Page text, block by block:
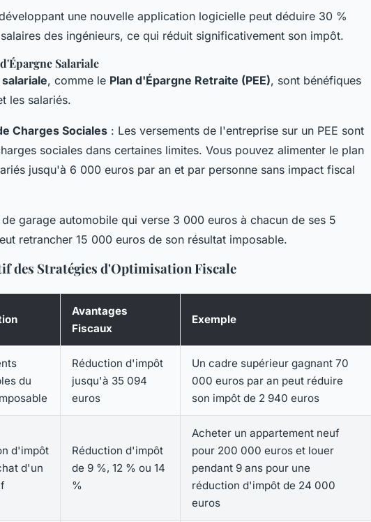
une nouvelle application logicielle peut déduire 30 %
des ingénieurs, ce qui réduit significativement son impôt.
Salariale
, comme le Plan d'Épargne Retraite (PEE), sont bénéfiques
les salariés.
Charges Sociales : Les versements de l'entreprise sur un PEE sont
sociales dans certaines limites. Vous pouvez alimenter le plan
jusqu'à 6 000 euros par an et par personne sans impact fiscal
garage automobile qui verse 3 000 euros à chacun de ses 5
retrancher 15 000 euros de son résultat imposable.
des Stratégies d'Optimisation Fiscale
Avantages
Fiscaux
Exemple
du
Réduction d'impôt
jusqu'à 35 094
euros
Un cadre supérieur gagnant 70
000 euros par an peut réduire
son impôt de 2 940 euros
d'impôt
d'un
Réduction d'impôt
de 9 %, 12 % ou 14
%
Acheter un appartement neuf
pour 200 000 euros et louer
pendant 9 ans pour une
réduction d'impôt de 24 000
euros